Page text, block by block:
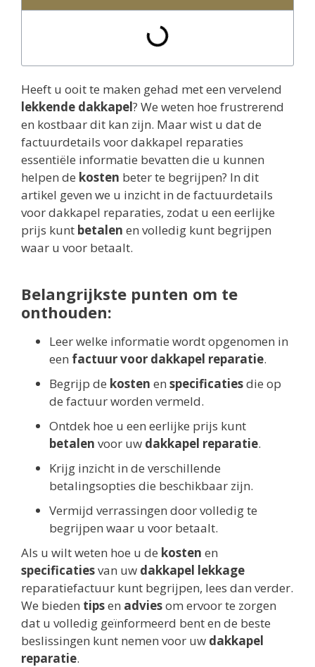
Heeft u ooit te maken gehad met een vervelend
lekkende dakkapel? We weten hoe frustrerend
en kostbaar dit kan zijn. Maar wist u dat de
factuurdetails voor dakkapel reparaties
essentiële informatie bevatten die u kunnen
helpen de kosten beter te begrijpen? In dit
artikel geven we u inzicht in de factuurdetails
voor dakkapel reparaties, zodat u een eerlijke
prijs kunt betalen en volledig kunt begrijpen
waar u voor betaalt.
Belangrijkste punten om te
onthouden:
Leer welke informatie wordt opgenomen in
een factuur voor dakkapel reparatie.
Begrijp de kosten en specificatiesdie op
de factuur worden vermeld.
Ontdek hoe u een eerlijke prijs kunt
betalen voor uw dakkapel reparatie.
Krijg inzicht in de verschillende
betalingsopties die beschikbaar zijn.
Vermijd verrassingen door volledig te
begrijpen waar u voor betaalt.
Als u wilt weten hoe u de kosten en
specificatiesvan uw dakkapel lekkage
reparatiefactuur kunt begrijpen, lees dan verder.
We bieden tipsen adviesom ervoor te zorgen
dat u volledig geïnformeerd bent en de beste
beslissingen kunt nemen voor uw dakkapel
reparatie.